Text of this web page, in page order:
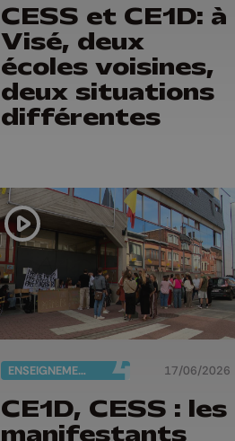
CESS et CE1D: à
Visé, deux
écoles voisines,
deux situations
différentes
ENSEIGNEMENT 17/06/2026
CE1D, CESS : les
manifestants